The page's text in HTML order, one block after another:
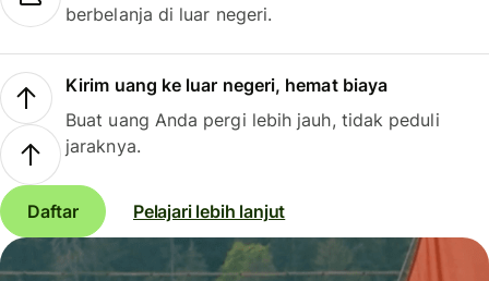
berbelanja di luar negeri.
Kirim uang ke luar negeri, hemat biaya
Buat uang Anda pergi lebih jauh, tidak peduli
jaraknya.
Daftar Pelajari lebih lanjut